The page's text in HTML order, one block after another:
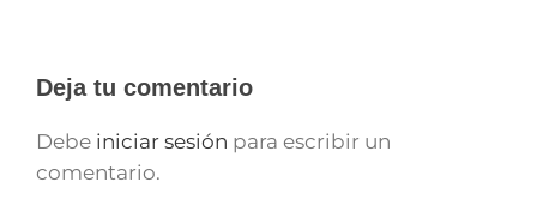
Deja tu comentario
Debe iniciar sesión para escribir un
comentario.